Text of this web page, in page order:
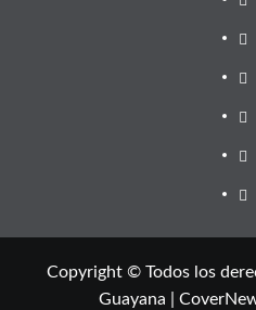
Copyright © Todos los
Guayana